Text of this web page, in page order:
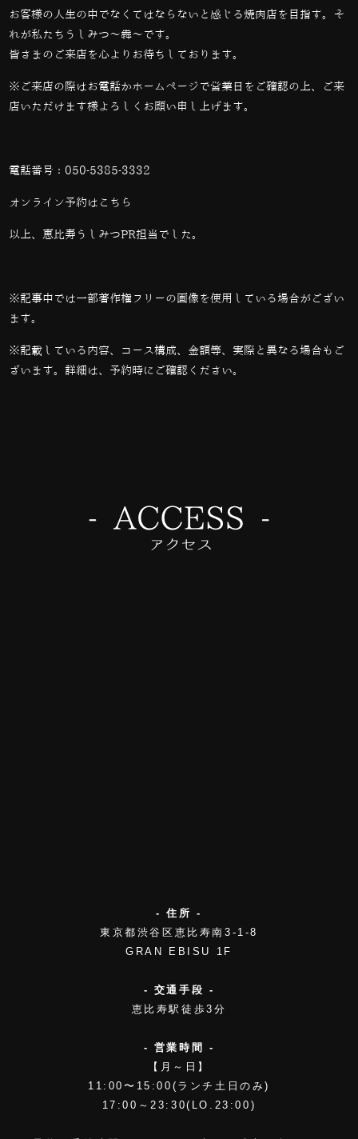
お客様の人生の中でなくてはならないと感じる焼肉店を目指す。そ
れが私たちうしみつ～犇～です。
皆さまのご来店を心よりお待ちしております。
※ご来店の際はお電話かホームページで営業日をご確認の上、ご来
店いただけます様よろしくお願い申し上げます。
電話番号： 050-5385-3332
オンライン予約は こちら
以上、恵比寿うしみつPR担当でした。
※記事中では一部著作権フリーの画像を使用している場合がござい
ます。
※記載している内容、コース構成、金額等、実際と異なる場合もご
ざいます。詳細は、予約時にご確認ください。
- 住所 -
東京都渋谷区恵比寿南3-1-8
GRAN EBISU 1F
- 交通手段 -
恵比寿駅徒歩3分
- 営業時間 -
【月～日】
11:00〜15:00(ランチ土日のみ)
17:00～23:30(LO.23:00)